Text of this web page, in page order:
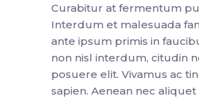
Curabitur at fermentum
Interdum et malesuada
ante ipsum primis in
non nisl interdum, citudin
posuere elit. Vivamus ac
sapien. Aenean nec aliquet